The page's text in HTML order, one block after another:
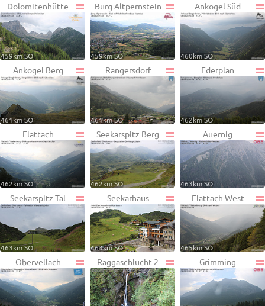
Dolomitenhütte
459km SO
Burg Altpernstein
459km SO
Ankogel Süd
460km SO
Ankogel Berg
461km SO
Rangersdorf
461km SO
Ederplan
462km SO
Flattach
462km SO
Seekarspitz Berg
462km SO
Auernig
463km SO
Seekarspitz Tal
463km SO
Seekarhaus
463km SO
Flattach West
465km SO
Obervellach Raggaschlucht 2 Grimming